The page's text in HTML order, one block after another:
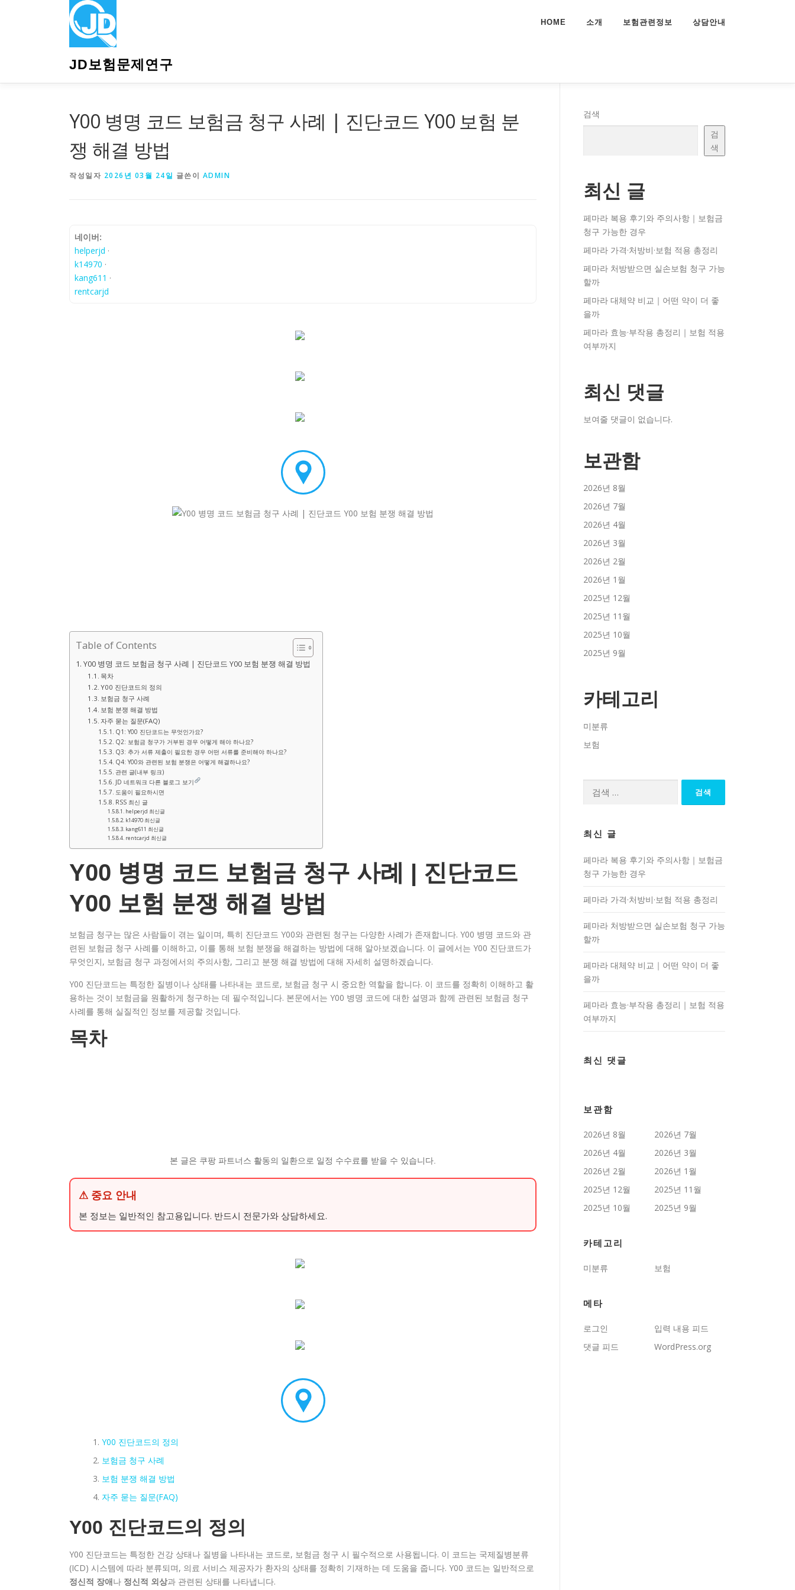
JD보험문제연구
HOME 소개 보험관련정보 상담안내
Y00 병명 코드 보험금 청구 사례 | 진단코드 Y00 보험 분
쟁 해결 방법
작성일자 2026년 03월 24일 글쓴이 ADMIN
네이버:
helperjd ·
k14970 ·
kang611 ·
rentcarjd
Table of Contents
Y00 병명 코드 보험금 청구 사례 | 진단코드 Y00 보험 분쟁 해결 방법
목차
Y00 진단코드의 정의
보험금 청구 사례
보험 분쟁 해결 방법
자주 묻는 질문(FAQ)
Q1: Y00 진단코드는 무엇인가요?
Q2: 보험금 청구가 거부된 경우 어떻게 해야 하나요?
Q3: 추가 서류 제출이 필요한 경우 어떤 서류를 준비해야 하나요?
Q4: Y00와 관련된 보험 분쟁은 어떻게 해결하나요?
관련 글(내부 링크)
JD 네트워크 다른 블로그 보기
도움이 필요하시면
RSS 최신 글
helperjd 최신글
k14970 최신글
kang611 최신글
rentcarjd 최신글
Y00 병명 코드 보험금 청구 사례 | 진단코드
Y00 보험 분쟁 해결 방법
보험금 청구는 많은 사람들이 겪는 일이며, 특히 진단코드 Y00와 관련된 청구는 다양한 사례가 존재합니다. Y00 병명 코드와 관
련된 보험금 청구 사례를 이해하고, 이를 통해 보험 분쟁을 해결하는 방법에 대해 알아보겠습니다. 이 글에서는 Y00 진단코드가
무엇인지, 보험금 청구 과정에서의 주의사항, 그리고 분쟁 해결 방법에 대해 자세히 설명하겠습니다.
Y00 진단코드는 특정한 질병이나 상태를 나타내는 코드로, 보험금 청구 시 중요한 역할을 합니다. 이 코드를 정확히 이해하고 활
용하는 것이 보험금을 원활하게 청구하는 데 필수적입니다. 본문에서는 Y00 병명 코드에 대한 설명과 함께 관련된 보험금 청구
사례를 통해 실질적인 정보를 제공할 것입니다.
목차
본 글은 쿠팡 파트너스 활동의 일환으로 일정 수수료를 받을 수 있습니다.
⚠ 중요 안내
본 정보는 일반적인 참고용입니다. 반드시 전문가와 상담하세요.
Y00 진단코드의 정의
보험금 청구 사례
보험 분쟁 해결 방법
자주 묻는 질문(FAQ)
Y00 진단코드의 정의
Y00 진단코드는 특정한 건강 상태나 질병을 나타내는 코드로, 보험금 청구 시 필수적으로 사용됩니다. 이 코드는 국제질병분류
(ICD) 시스템에 따라 분류되며, 의료 서비스 제공자가 환자의 상태를 정확히 기재하는 데 도움을 줍니다. Y00 코드는 일반적으로
정신적 장애나 정신적 외상과 관련된 상태를 나타냅니다.
검색
검
색
최신 글
페마라 복용 후기와 주의사항｜보험금
청구 가능한 경우
페마라 가격·처방비·보험 적용 총정리
페마라 처방받으면 실손보험 청구 가능
할까
페마라 대체약 비교｜어떤 약이 더 좋
을까
페마라 효능·부작용 총정리｜보험 적용
여부까지
최신 댓글
보여줄 댓글이 없습니다.
보관함
2026년 8월
2026년 7월
2026년 4월
2026년 3월
2026년 2월
2026년 1월
2025년 12월
2025년 11월
2025년 10월
2025년 9월
카테고리
미분류
보험
최신 글
페마라 복용 후기와 주의사항｜보험금
청구 가능한 경우
페마라 가격·처방비·보험 적용 총정리
페마라 처방받으면 실손보험 청구 가능
할까
페마라 대체약 비교｜어떤 약이 더 좋
을까
페마라 효능·부작용 총정리｜보험 적용
여부까지
최신 댓글
보관함
2026년 8월
2026년 7월
2026년 4월
2026년 3월
2026년 2월
2026년 1월
2025년 12월
2025년 11월
2025년 10월
2025년 9월
카테고리
미분류 보험
메타
로그인
입력 내용 피드
댓글 피드
WordPress.org